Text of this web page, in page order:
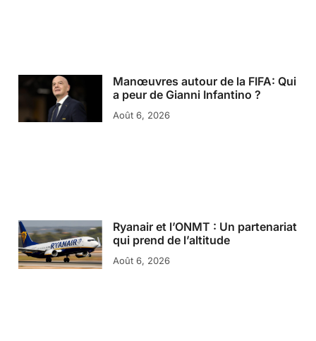
Manœuvres autour de la FIFA: Qui
a peur de Gianni Infantino ?
Août 6, 2026
Ryanair et l’ONMT : Un partenariat
qui prend de l’altitude
Août 6, 2026